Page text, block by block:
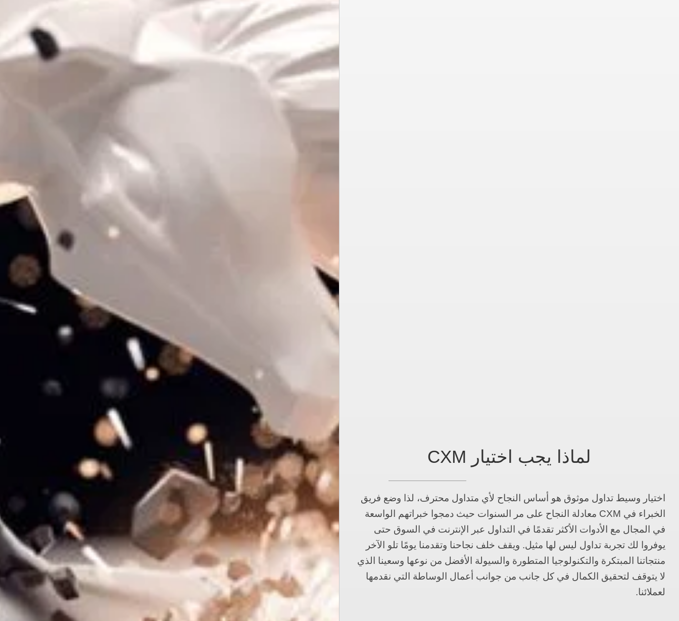
لماذا يجب اختيار CXM
اختيار وسيط تداول موثوق هو أساس النجاح لأي متداول محترف، لذا وضع فريق
الخبراء في CXM معادلة النجاح على مر السنوات حيث دمجوا خبراتهم الواسعة
في المجال مع الأدوات الأكثر تقدمًا في التداول عبر الإنترنت في السوق حتى
يوفروا لك تجربة تداول ليس لها مثيل. ويقف خلف نجاحنا وتقدمنا يومًا تلو الآخر
منتجاتنا المبتكرة والتكنولوجيا المتطورة والسيولة الأفضل من نوعها وسعينا الذي
لا يتوقف لتحقيق الكمال في كل جانب من جوانب أعمال الوساطة التي نقدمها
لعملائنا.